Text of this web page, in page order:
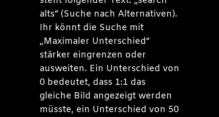
alts” (Suche nach Alternativen).
Ihr könnt die Suche mit
„Maximaler Unterschied“
stärker eingrenzen oder
ausweiten. Ein Unterschied von
0 bedeutet, dass 1:1 das
gleiche Bild angezeigt werden
müsste, ein Unterschied von 50